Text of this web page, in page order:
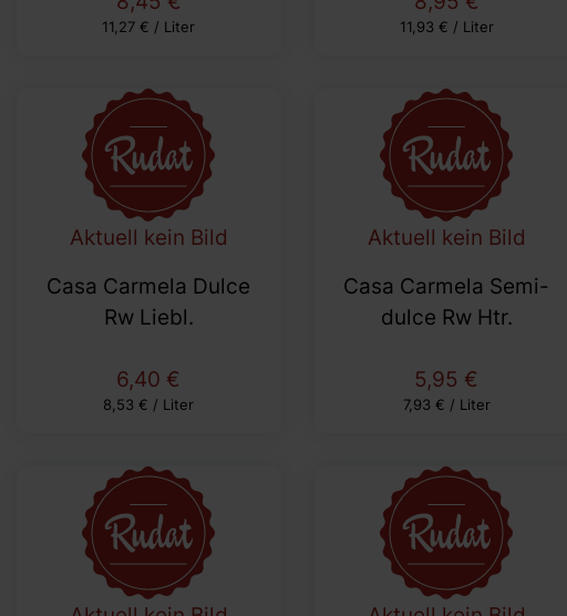
11,27 € / Liter 11,93 € / Liter
Aktuell kein Bild
Casa Carmela Dulce
Rw Liebl.
6,40 €
8,53 € / Liter
Aktuell kein Bild
Casa Carmela Semi-
dulce Rw Htr.
5,95 €
7,93 € / Liter